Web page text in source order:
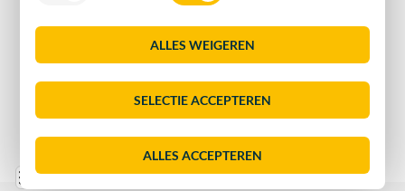
ALLES WEIGEREN
SELECTIE ACCEPTEREN
ALLES ACCEPTEREN
LijstConsent
Sitemap
Toegankelijkheid
Dorpsmarketing Oegstgeest